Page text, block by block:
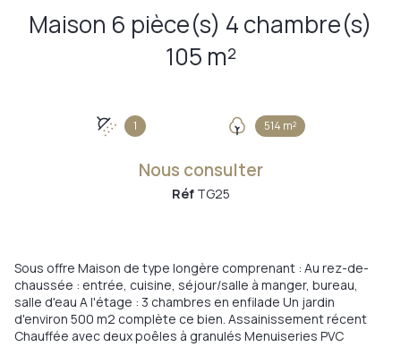
Maison 6 pièce(s) 4 chambre(s)
105 m²
1 514 m²
Nous consulter
Réf TG25
Sous offre Maison de type longère comprenant : Au rez-de-
chaussée : entrée, cuisine, séjour/salle à manger, bureau,
salle d'eau A l'étage : 3 chambres en enfilade Un jardin
d'environ 500 m2 complète ce bien. Assainissement récent
Chauffée avec deux poêles à granulés Menuiseries PVC